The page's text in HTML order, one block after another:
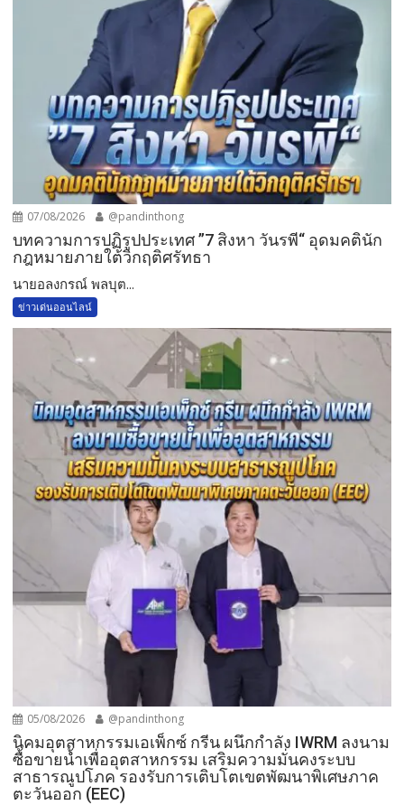
07/08/2026 @pandinthong
บทความการปฏิรูปประเทศ ”7 สิงหา วันรพี“ อุดมคตินัก
กฎหมายภายใต้วิกฤติศรัทธา
นายอลงกรณ์ พลบุต...
ข่าวเด่นออนไลน์
05/08/2026 @pandinthong
​นิคมอุตสาหกรรมเอเพ็กซ์ กรีน ผนึกกำลัง IWRM ลงนาม
ซื้อขายน้ำเพื่ออุตสาหกรรม เสริมความมั่นคงระบบ
สาธารณูปโภค รองรับการเติบโตเขตพัฒนาพิเศษภาค
ตะวันออก (EEC)